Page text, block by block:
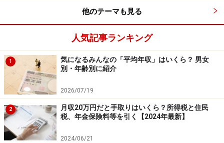
他のテーマも見る
人気記事ランキング
1
気になるみんなの「平均年収」はいくら？ 男女
別・年齢別に紹介
2026/07/19
2
月収20万円だと手取りはいくら？所得税と住民
税、年金保険料等を引く【2024年最新】
2024/06/21